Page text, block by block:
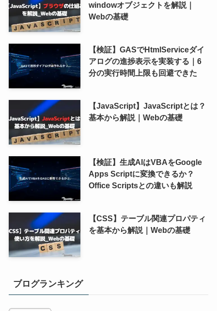
windowオブジェクトを解説｜
Webの基礎
【検証】GASでHtmlServiceダイ
アログの進捗表示を実装する｜6
分の実行時間上限も回避できた
【JavaScript】JavaScriptとは？
基本から解説｜Webの基礎
【検証】生成AIはVBAをGoogle
Apps Scriptに変換できるか？
Office Scriptsとの違いも解説
【CSS】テーブル関連プロパティ
を基本から解説｜Webの基礎
ブログランキング